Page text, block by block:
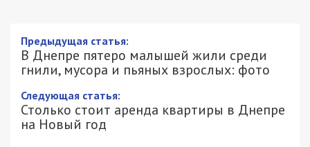
В Днепре пятеро малышей жили среди
гнили, мусора и пьяных взрослых:
фото
26/11/2020 - 15:15
АЛЕКСАНДР КЛИМОВ - СПЕЦИАЛЬНО
ДЛЯ 49000.COM.UA